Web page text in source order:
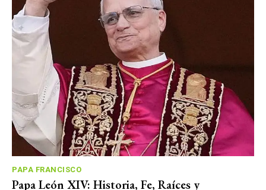
PAPA FRANCISCO
Papa León XIV: Historia, Fe, Raíces y